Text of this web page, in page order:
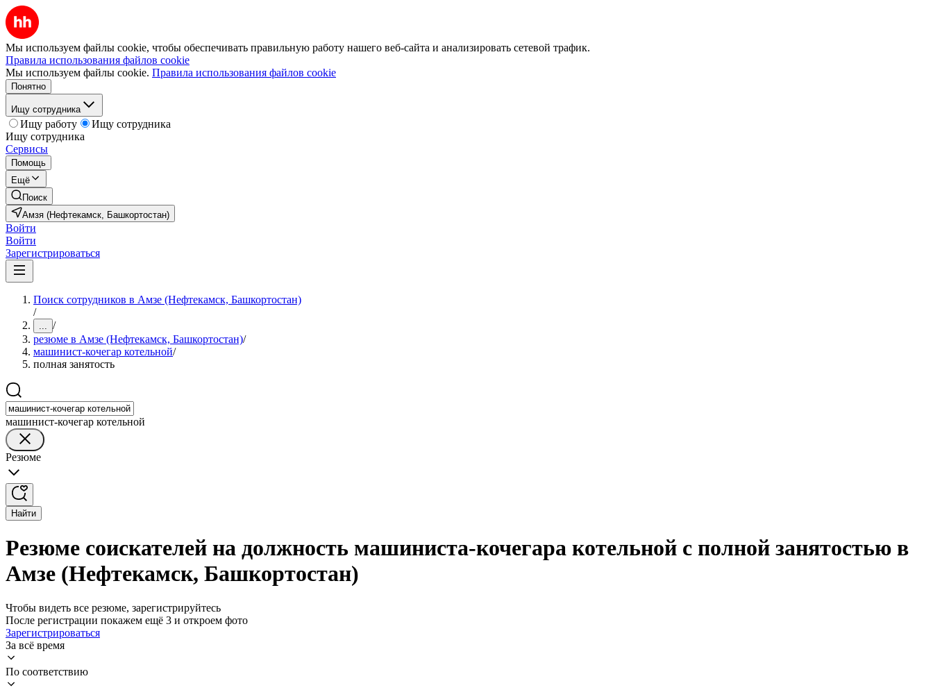
Мы используем файлы cookie, чтобы обеспечивать правильную работу нашего веб-сайта и анализировать сетевой трафик.
Правила использования файлов cookie
Мы используем файлы cookie. Правила использования файлов cookie
Понятно
Ищу сотрудника
Ищу работу
Ищу сотрудника
Ищу сотрудника
Сервисы
Помощь
Ещё
Поиск
Амзя (Нефтекамск, Башкортостан)
Войти
Войти
Зарегистрироваться
Поиск сотрудников в Амзе (Нефтекамск, Башкортостан)
/
... /
резюме в Амзе (Нефтекамск, Башкортостан)/
машинист-кочегар котельной/
полная занятость
машинист-кочегар котельной
Резюме
Найти
Резюме соискателей на должность машиниста-кочегара котельной с полной занятостью в
Амзе (Нефтекамск, Башкортостан)
Чтобы видеть все резюме, зарегистрируйтесь
После регистрации покажем ещё 3 и откроем фото
Зарегистрироваться
За всё время
По соответствию